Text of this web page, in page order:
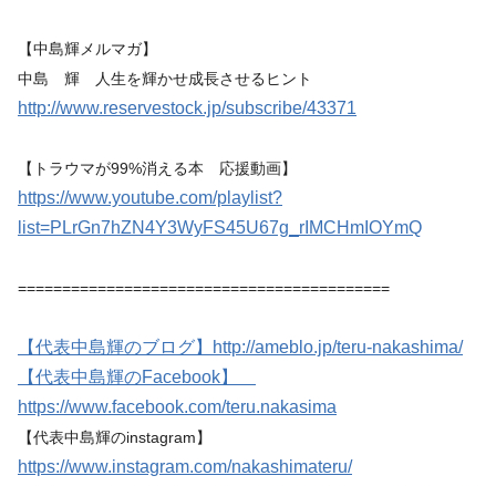
【中島輝メルマガ】
中島 輝 人生を輝かせ成長させるヒント
http://www.reservestock.jp/subscribe/43371
【トラウマが99%消える本 応援動画】
https://www.youtube.com/playlist?
list=PLrGn7hZN4Y3WyFS45U67g_rIMCHmIOYmQ
==========================================
【代表中島輝のブログ】http://ameblo.jp/teru-nakashima/
【代表中島輝のFacebook】
https://www.facebook.com/teru.nakasima
【代表中島輝のinstagram】
https://www.instagram.com/nakashimateru/